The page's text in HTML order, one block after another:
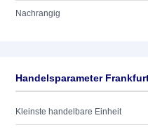
Nachrangig
Handelsparameter
Kleinste handelbare Einheit